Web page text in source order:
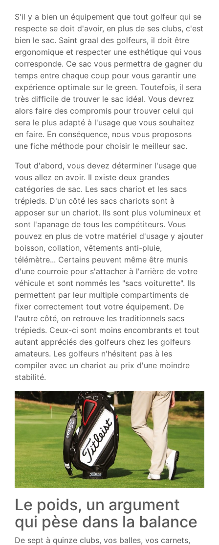
S'il y a bien un équipement que tout golfeur qui se
respecte se doit d'avoir, en plus de ses clubs, c'est
bien le sac. Saint graal des golfeurs, il doit être
ergonomique et respecter une esthétique qui vous
corresponde. Ce sac vous permettra de gagner du
temps entre chaque coup pour vous garantir une
expérience optimale sur le green. Toutefois, il sera
très difficile de trouver le sac idéal. Vous devrez
alors faire des compromis pour trouver celui qui
sera le plus adapté à l'usage que vous souhaitez
en faire. En conséquence, nous vous proposons
une fiche méthode pour choisir le meilleur sac.
Tout d'abord, vous devez déterminer l'usage que
vous allez en avoir. Il existe deux grandes
catégories de sac. Les sacs chariot et les sacs
trépieds. D'un côté les sacs chariots sont à
apposer sur un chariot. Ils sont plus volumineux et
sont l'apanage de tous les compétiteurs. Vous
pouvez en plus de votre matériel d'usage y ajouter
boisson, collation, vêtements anti-pluie,
télémètre... Certains peuvent même être munis
d'une courroie pour s'attacher à l'arrière de votre
véhicule et sont nommés les "sacs voiturette". Ils
permettent par leur multiple compartiments de
fixer correctement tout votre équipement. De
l'autre côté, on retrouve les traditionnels sacs
trépieds. Ceux-ci sont moins encombrants et tout
autant appréciés des golfeurs chez les golfeurs
amateurs. Les golfeurs n'hésitent pas à les
compiler avec un chariot au prix d'une moindre
stabilité.
Le poids, un argument
qui pèse dans la balance
De sept à quinze clubs, vos balles, vos carnets,